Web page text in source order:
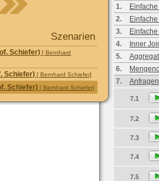
1.
2.
3.
4.
Inner
5.
6.
7.
7.1
7.2
7.3
7.4
7.5
Szenarien
Schiefer) [ Bernhard
Schiefer) [ Bernhard Schiefer]
Schiefer) [ Bernhard Schiefer]